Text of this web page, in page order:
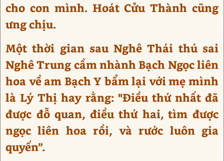
cho con mình. Hoát Cửu Thành cũng
ưng chịu.
Một thời gian sau Nghê Thái thú sai
Nghê Trung cầm nhành Bạch Ngọc liên
hoa về am Bạch Y bẩm lại với mẹ mình
là Lý Thị hay rằng: "Điều thứ nhất đã
được đỗ quan, điều thứ hai, tìm được
ngọc liên hoa rồi, và rước luôn gia
quyến”.